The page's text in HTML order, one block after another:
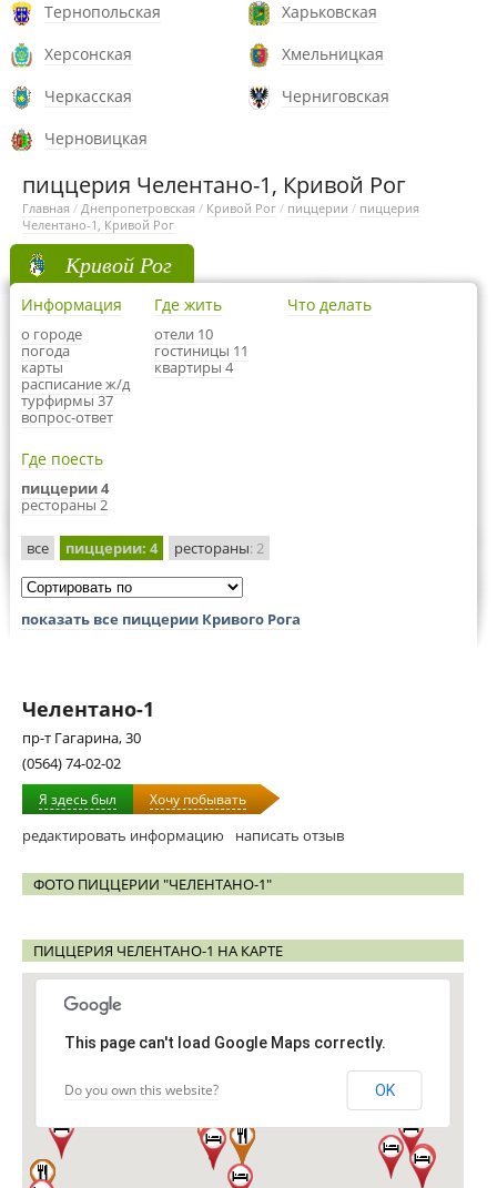
Тернопольская
Харьковская
Херсонская
Хмельницкая
Черкасская
Черниговская
Черновицкая
пиццерия Челентано-1, Кривой Рог
Главная / Днепропетровская / Кривой Рог / пиццерии / пиццерия
Челентано-1, Кривой Рог
Кривой Рог
Информация
о городе
погода
карты
расписание ж/д
турфирмы 37
вопрос-ответ
Где жить
отели 10
гостиницы 11
квартиры 4
Что делать
Где поесть
пиццерии 4
рестораны 2
все пиццерии: 4 рестораны: 2
показать все пиццерии Кривого Рога
Челентано-1
пр-т Гагарина, 30
(0564) 74-02-02
Я здесь был Хочу побывать
редактировать информацию написать отзыв
ФОТО ПИЦЦЕРИИ "ЧЕЛЕНТАНО-1"
ПИЦЦЕРИЯ ЧЕЛЕНТАНО-1 НА КАРТЕ
This page can't load Google Maps correctly.
Do you own this website? OK